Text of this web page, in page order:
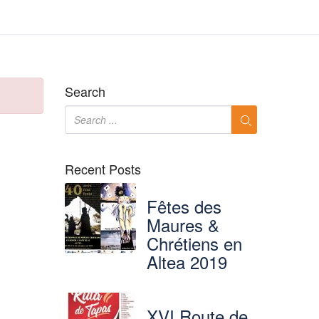
Search
Recent Posts
Fêtes des
Maures &
Chrétiens en
Altea 2019